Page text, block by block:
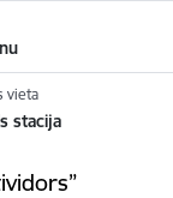
vieta
stacija